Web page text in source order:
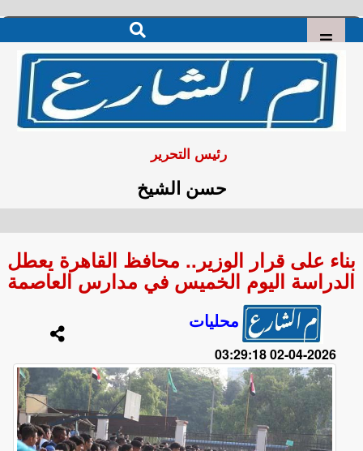
رئيس التحرير
حسن الشيخ
بناء على قرار الوزير.. محافظ القاهرة يعطل
الدراسة اليوم الخميس في مدارس العاصمة
محليات
2026-04-02 03:29:18